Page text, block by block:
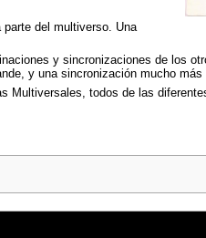
del multiverso. Una
y sincronizaciones de los
y una sincronización mucho más
Multiversales, todos de las